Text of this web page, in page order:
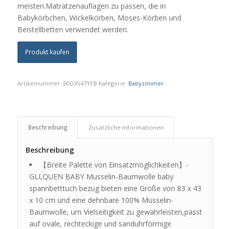
meisten.Matratzenauflagen zu passen, die in
Babykörbchen, Wickelkörben, Moses-Körben und
Beistellbetten verwendet werden.
Produkt kaufen
Artikelnummer: B0D3V47YFB Kategorie: Babyzimmer
Beschreibung Zusätzliche Informationen
Beschreibung
【Breite Palette von Einsatzmöglichkeiten】-
GLLQUEN BABY Musselin-Baumwolle baby
spannbetttuch bezug bieten eine Größe von 83 x 43
x 10 cm und eine dehnbare 100% Musselin-
Baumwolle, um Vielseitigkeit zu gewährleisten,passt
auf ovale, rechteckige und sanduhrförmige